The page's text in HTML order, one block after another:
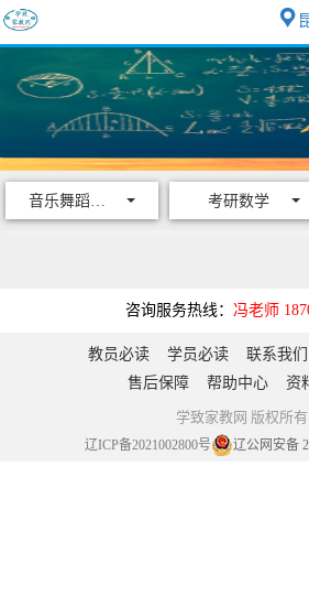
音乐舞蹈乐器 考研数学
咨询服务热线： 冯老师
教员必读 学员必读 联系我们
售后保障
帮助中心 资
学致家教网 版权所有
辽ICP备2021002800号 辽公网安备